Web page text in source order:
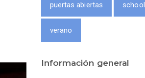
puertas abiertas school
verano
Información general